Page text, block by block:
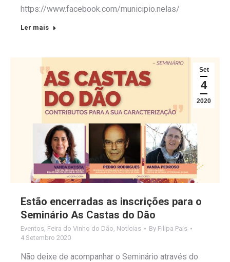
https://www.facebook.com/municipio.nelas/
Ler mais
Set
4
2020
Estão encerradas as inscrições para o
Seminário As Castas do Dão
Eventos Feira do Vinho do Dão Notícias By Filipa Pais
4 Setembro 2020
Não deixe de acompanhar o Seminário através do